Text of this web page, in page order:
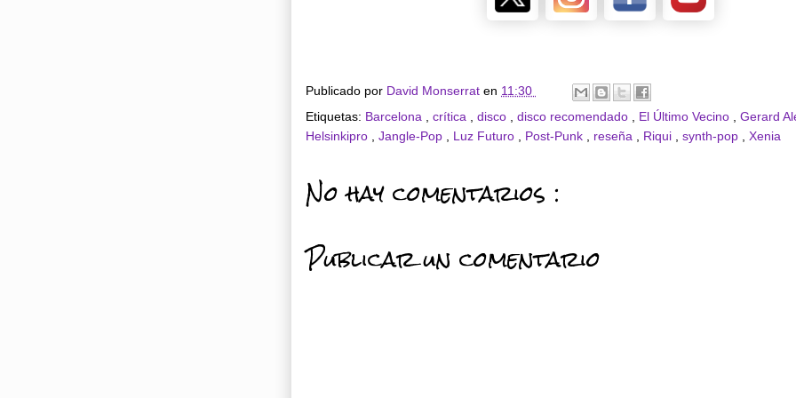
Publicado por David Monserrat en 11:30
Etiquetas: Barcelona crítica disco disco recomendado El Último Vecino Gerard
Helsinkipro
Jangle-Pop Luz Futuro Post-Punk reseña Riqui synth-pop Xenia
No hay comentarios :
Publicar un comentario